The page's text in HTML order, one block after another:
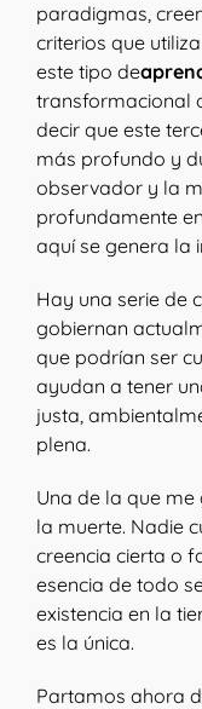
paradigmas,
criterios que
este tipo de
transformacional
decir que este
más profundo y
observador y la
profundamente
aquí se genera la
Hay una serie de
gobiernan
que podrían ser
ayudan a tener
justa,
plena.
Una de la que
la muerte. Nadie
creencia cierta o
esencia de todo
existencia en la
es la única.
Partamos ahora